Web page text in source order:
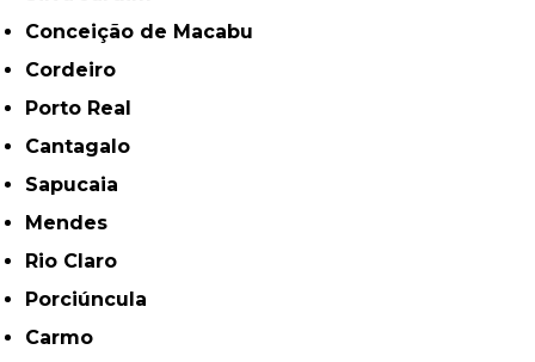
Conceição de Macabu
Cordeiro
Porto Real
Cantagalo
Sapucaia
Mendes
Rio Claro
Porciúncula
Carmo